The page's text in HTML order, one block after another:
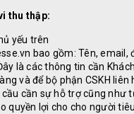
thu thập:
yếu trên
bao gồm: Tên, email,
là các thông tin cần
và để bộ phận CSKH liên
cần sự hỗ trợ cũng như
quyền lợi cho cho người